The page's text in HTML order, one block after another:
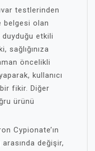
testlerinden
belgesi olan
etkili
sağlığınıza
öncelikli
kullanıcı
fikir. Diğer
ürünü
Cypionate’ın
değişir,